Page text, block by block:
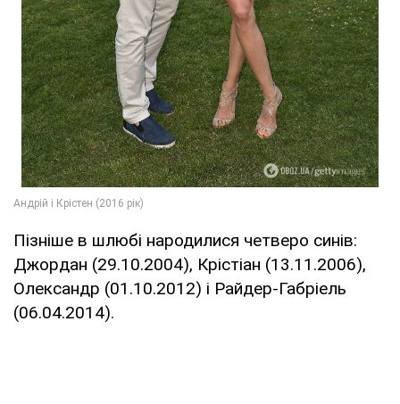
Пізніше в шлюбі народилися четверо синів:
Джордан (29.10.2004), Крістіан (13.11.2006),
Олександр (01.10.2012) і Райдер-Габріель
(06.04.2014).